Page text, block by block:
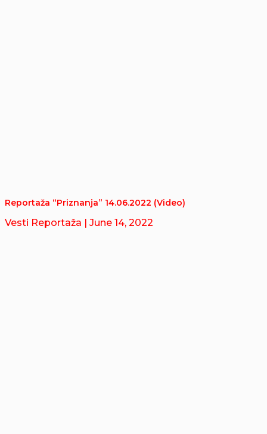
Reportaža “Priznanja” 14.06.2022 (Video)
Vesti Reportaža | June 14, 2022